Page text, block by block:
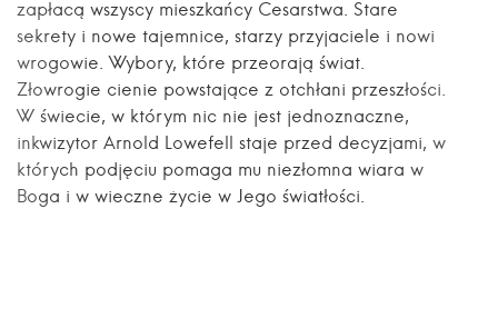
zapłacą wszyscy mieszkańcy Cesarstwa. Stare
sekrety i nowe tajemnice, starzy przyjaciele i nowi
wrogowie. Wybory, które przeorają świat.
Złowrogie cienie powstające z otchłani przeszłości.
W świecie, w którym nic nie jest jednoznaczne,
inkwizytor Arnold Lowefell staje przed decyzjami, w
których podjęciu pomaga mu niezłomna wiara w
Boga i w wieczne życie w Jego światłości.